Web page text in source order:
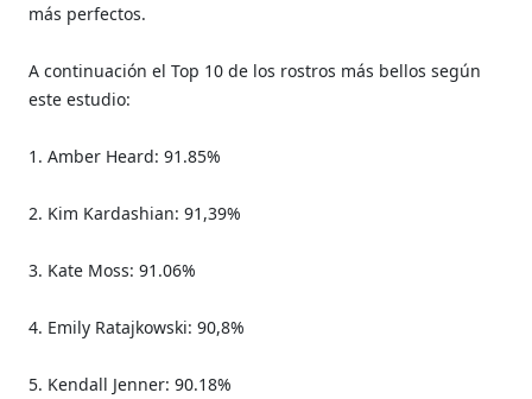
más perfectos.
A continuación el Top 10 de los rostros más bellos según
este estudio:
1. Amber Heard: 91.85%
2. Kim Kardashian: 91,39%
3. Kate Moss: 91.06%
4. Emily Ratajkowski: 90,8%
5. Kendall Jenner: 90.18%